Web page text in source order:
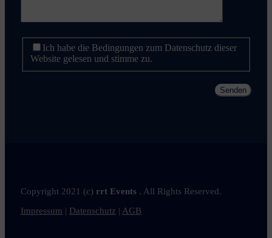
Ich habe die Bedingungen zum Datenschutz dieser
Website gelesen und stimme zu.
Senden
Copyright 2021 (c) rrt Events . All Rights Reserved.
Impressum | Datenschutz | AGB